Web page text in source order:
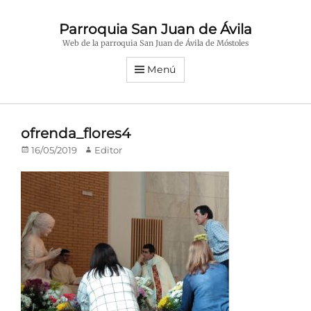
Parroquia San Juan de Ávila
Web de la parroquia San Juan de Ávila de Móstoles
Menú
ofrenda_flores4
Publicado
16/05/2019 Autor
Editor